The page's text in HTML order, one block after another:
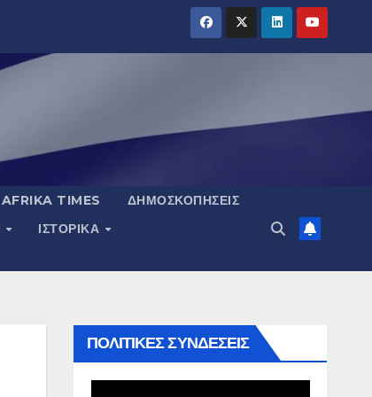
AFRIKA TIMES
ΔΗΜΟΣΚΟΠΉΣΕΙΣ
ΙΣΤΟΡΙΚΆ
ΠΟΛΙΤΙΚΕΣ ΣΥΝΔΕΣΕΙΣ